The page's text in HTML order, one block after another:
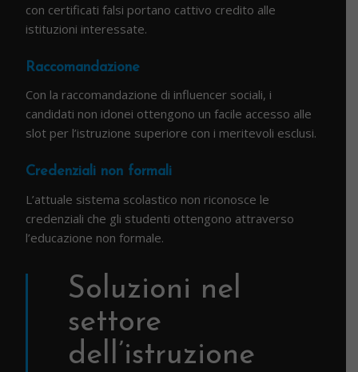
con certificati falsi portano cattivo credito alle
istituzioni interessate.
Raccomandazione
Con la raccomandazione di influencer sociali, i
candidati non idonei ottengono un facile accesso alle
slot per l’istruzione superiore con i meritevoli esclusi.
Credenziali non formali
L’attuale sistema scolastico non riconosce le
credenziali che gli studenti ottengono attraverso
l’educazione non formale.
Soluzioni nel
settore
dell’istruzione